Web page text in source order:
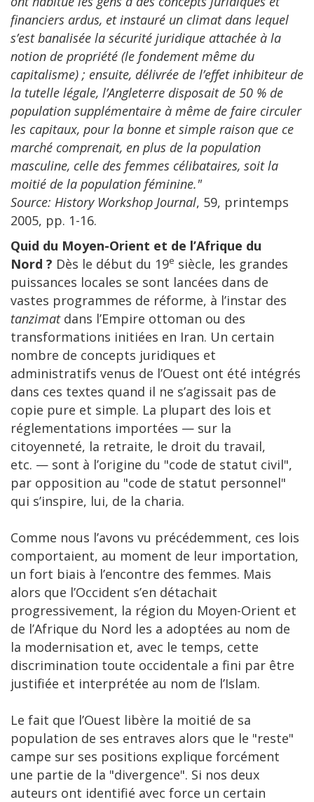
financiers ardus, et instauré un climat dans lequel
s’est banalisée la sécurité juridique attachée à la
notion de propriété (le fondement même du
capitalisme) ; ensuite, délivrée de l’effet inhibiteur de
la tutelle légale, l’Angleterre disposait de 50 % de
population supplémentaire à même de faire circuler
les capitaux, pour la bonne et simple raison que ce
marché comprenait, en plus de la population
masculine, celle des femmes célibataires, soit la
moitié de la population féminine."
Source: History Workshop Journal, 59, printemps
2005, pp. 1-16.
Quid du Moyen-Orient et de l’Afrique du
Nord ? Dès le début du 19e siècle, les grandes
puissances locales se sont lancées dans de
vastes programmes de réforme, à l’instar des
tanzimatdans l’Empire ottoman ou des
transformations initiées en Iran. Un certain
nombre de concepts juridiques et
administratifs venus de l’Ouest ont été intégrés
dans ces textes quand il ne s’agissait pas de
copie pure et simple. La plupart des lois et
réglementations importées — sur la
citoyenneté, la retraite, le droit du travail,
etc. — sont à l’origine du "code de statut civil",
par opposition au "code de statut personnel"
qui s’inspire, lui, de la charia.
Comme nous l’avons vu précédemment, ces lois
comportaient, au moment de leur importation,
un fort biais à l’encontre des femmes. Mais
alors que l’Occident s’en détachait
progressivement, la région du Moyen-Orient et
de l’Afrique du Nord les a adoptées au nom de
la modernisation et, avec le temps, cette
discrimination toute occidentale a fini par être
justifiée et interprétée au nom de l’Islam.
Le fait que l’Ouest libère la moitié de sa
population de ses entraves alors que le "reste"
campe sur ses positions explique forcément
une partie de la "divergence". Si nos deux
auteurs ont identifié avec force un certain